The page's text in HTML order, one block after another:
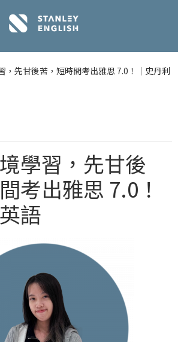
，先甘後苦，短時間考出雅思 7.0！｜史丹利
學習，先甘後
考出雅思 7.0！
語